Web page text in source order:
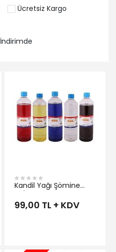
Ücretsiz Kargo
İndirimde
Kandil Yağı Şömine
Yakıtı
99,00 TL + KDV